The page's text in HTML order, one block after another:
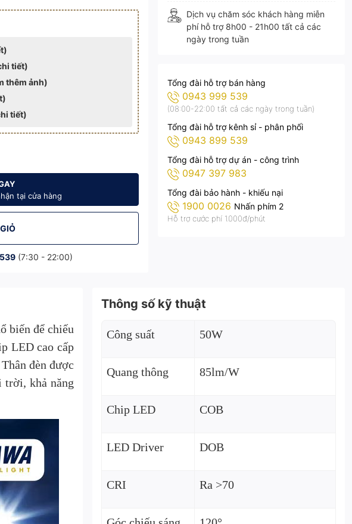
- AC.CL01.50
Sáng KITAWA - AC.CL01.50
Lá Điện 50W Siêu Sáng KITAWA - AC.CL01.50
Đèn Đường Chiếc Lá Điện 50W Siêu Sáng KITAWA - AC.CL01.50
tiết)
thêm ảnh)
tiết)
tại cửa hàng
(7:30 - 22:00)
Dịch vụ chăm sóc khách hàng miễn
phí hỗ trợ 8h00 - 21h00 tất cả các
ngày trong tuần
Tổng đài hỗ trợ bán hàng
0943 999 539
(08:00-22:00 tất cả các ngày trong tuần)
Tổng đài hỗ trợ kênh sỉ - phân phối
0943 899 539
Tổng đài hỗ trợ dự án - công trình
0947 397 983
Tổng đài bảo hành - khiếu nại
1900 0026 Nhấn phím 2
Hỗ trợ cước phí 1.000đ/phút
biến để chiếu
LED cao cấp
đèn được
trời, khả năng
Thông số kỹ thuật
Công suất 50W
Quang thông 85lm/W
Chip LED COB
LED Driver DOB
CRI Ra >70